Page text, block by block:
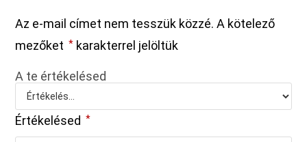
Az e-mail címet nem tesszük közzé. A kötelező
mezőket * karakterrel jelöltük
A te értékelésed
Értékelésed *